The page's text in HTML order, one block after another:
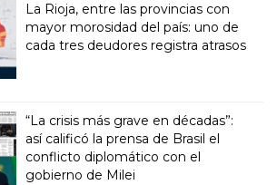
La Rioja, entre las provincias con
mayor morosidad del país: uno de
cada tres deudores registra atrasos
“La crisis más grave en décadas”:
así calificó la prensa de Brasil el
conflicto diplomático con el
gobierno de Milei